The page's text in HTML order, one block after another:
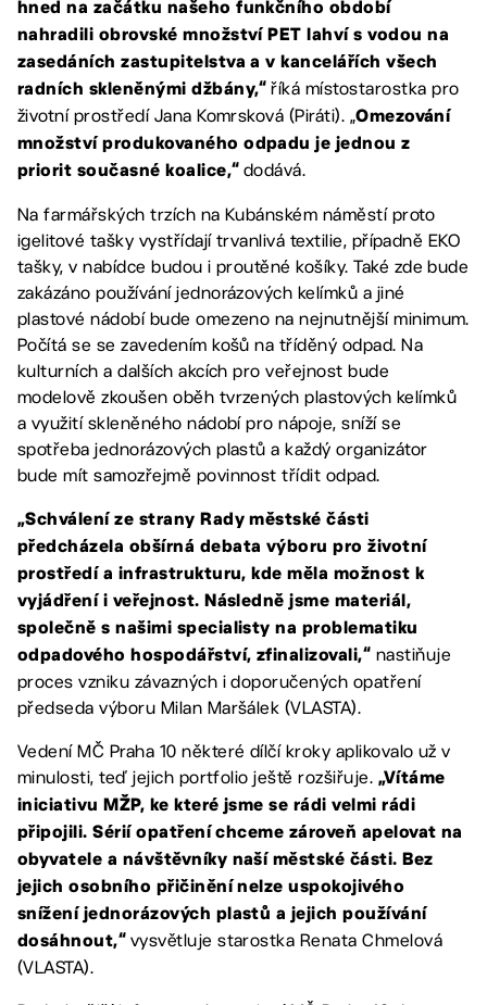
hned na začátku našeho funkčního období
nahradili obrovské množství PET lahví s vodou na
zasedáních zastupitelstva a v kancelářích všech
radních skleněnými džbány,“říká místostarostka pro
životní prostředí Jana Komrsková (Piráti). „Omezování
množství produkovaného odpadu je jednou z
priorit současné koalice,“ dodává.
Na farmářských trzích na Kubánském náměstí proto
igelitové tašky vystřídají trvanlivá textilie, případně EKO
tašky, v nabídce budou i proutěné košíky. Také zde bude
zakázáno používání jednorázových kelímků a jiné
plastové nádobí bude omezeno na nejnutnější minimum.
Počítá se se zavedením košů na tříděný odpad. Na
kulturních a dalších akcích pro veřejnost bude
modelově zkoušen oběh tvrzených plastových kelímků
a využití skleněného nádobí pro nápoje, sníží se
spotřeba jednorázových plastů a každý organizátor
bude mít samozřejmě povinnost třídit odpad.
„Schválení ze strany Rady městské části
předcházela obšírná debata výboru pro životní
prostředí a infrastrukturu, kde měla možnost k
vyjádření i veřejnost. Následně jsme materiál,
společně s našimi specialisty na problematiku
odpadového hospodářství, zfinalizovali,“ nastiňuje
proces vzniku závazných i doporučených opatření
předseda výboru Milan Maršálek (VLASTA).
Vedení MČ Praha 10 některé dílčí kroky aplikovalo už v
minulosti, teď jejich portfolio ještě rozšiřuje. „Vítáme
iniciativu MŽP, ke které jsme se rádi velmi rádi
připojili. Sérií opatření chceme zároveň apelovat na
obyvatele a návštěvníky naší městské části. Bez
jejich osobního přičinění nelze uspokojivého
snížení jednorázových plastů a jejich používání
dosáhnout,“ vysvětluje starostka Renata Chmelová
(VLASTA).